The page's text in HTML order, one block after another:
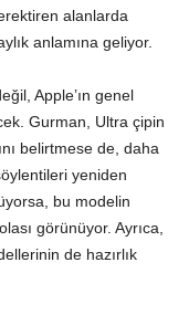
alanlarda
anlamına geliyor.
Apple’ın genel
Gurman, Ultra çipin
belirtmese de, daha
yeniden
bu modelin
görünüyor. Ayrıca,
de hazırlık